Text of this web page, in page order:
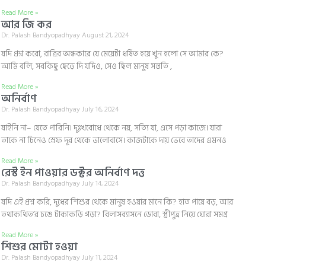
Read More »
আর জি কর
Dr. Palash BandyopadhyayAugust 21, 2024
যদি প্রশ্ন করো, রাত্রির অন্ধকারে যে মেয়েটা ধর্ষিত হয়ে খুন হলো সে আমার কে?
আমি বলি, সবকিছু ছেড়ে দি যদিও, সেও ছিল মানুষ সন্ততি ,
Read More »
অনির্বাণ
Dr. Palash BandyopadhyayJuly 16, 2024
যাইনি না– যেতে পারিনি। দুঃখবোধে থেকে নয়, সত্যি যা, এসে পড়া কাজে। যারা
তাকে না চিনেও স্রেফ দূর থেকে ভালোবাসে। কাজটাকে দায় ভেবে তাদের এমনও
Read More »
রেস্ট ইন পাওয়ার ডক্টর অনির্বাণ দত্ত
Dr. Palash BandyopadhyayJuly 14, 2024
যদি এই প্রশ্ন করি, দুধের শিশুর থেকে মানুষ হওয়ার মানে কি? হাত পায়ে বড়, আর
তথাকথিত’র ঢঙে টাকাকড়ি গড়া? বিলাসব্যাসনে ডোবা, স্ত্রীপুত্র নিয়ে ঘোরা সমগ্র
Read More »
শিশুর মোটা হওয়া
Dr. Palash BandyopadhyayJuly 11, 2024